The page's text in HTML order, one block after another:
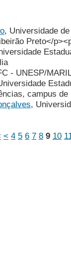
, Universidade
Preto</
- UNESP/
campus
,
< 4 5 6 7 8 9 10